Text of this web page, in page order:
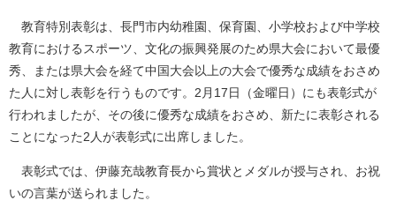
教育特別表彰は、長門市内幼稚園、保育園、小学校および中学校
教育におけるスポーツ、文化の振興発展のため県大会において最優
秀、または県大会を経て中国大会以上の大会で優秀な成績をおさめ
た人に対し表彰を行うものです。2月17日（金曜日）にも表彰式が
行われましたが、その後に優秀な成績をおさめ、新たに表彰される
ことになった2人が表彰式に出席しました。
表彰式では、伊藤充哉教育長から賞状とメダルが授与され、お祝
いの言葉が送られました。